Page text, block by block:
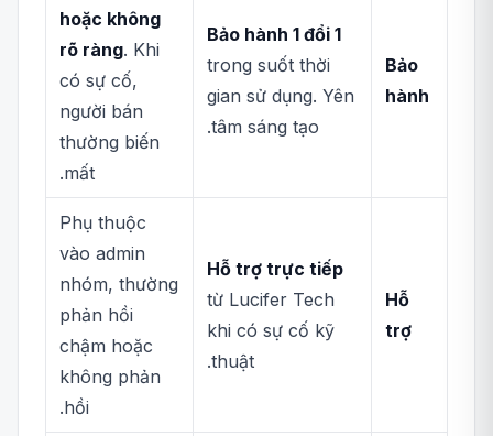
Bảo
hành
Bảo hành 1 đổi 1
trong suốt thời
gian sử dụng. Yên
tâm sáng tạo.
hoặc không
rõ ràng. Khi
có sự cố,
người bán
thường biến
mất.
Hỗ
trợ
Hỗ trợ trực tiếp
từ Lucifer Tech
khi có sự cố kỹ
thuật.
Phụ thuộc
vào admin
nhóm, thường
phản hồi
chậm hoặc
không phản
hồi.